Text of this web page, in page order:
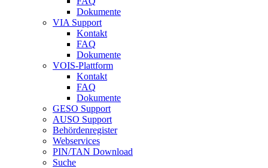
Dokumente
VIA Support
Kontakt
FAQ
Dokumente
VOIS-Plattform
Kontakt
FAQ
Dokumente
GESO Support
AUSO Support
Behördenregister
Webservices
PIN/TAN Download
Suche